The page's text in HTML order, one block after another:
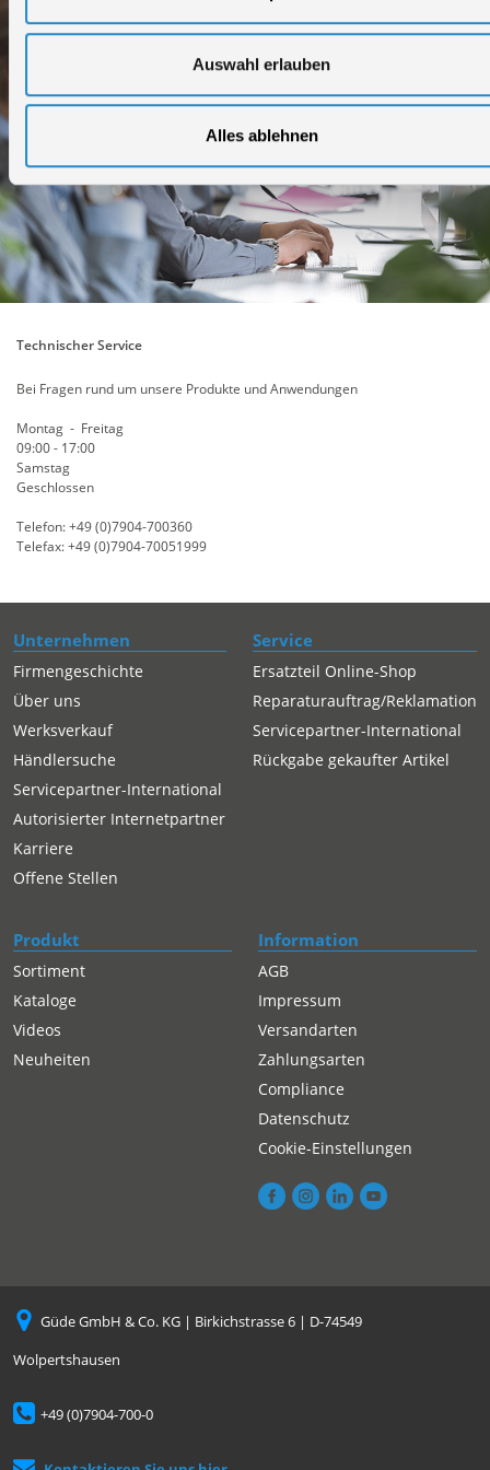
Auswahl erlauben
Alles ablehnen
Technischer Service
Bei Fragen rund um unsere Produkte und Anwendungen
Montag - Freitag
09:00 - 17:00
Samstag
Geschlossen
Telefon: +49 (0)7904-700360
Telefax: +49 (0)7904-70051999
Unternehmen
Firmengeschichte
Über uns
Werksverkauf
Händlersuche
Servicepartner-International
Autorisierter Internetpartner
Karriere
Offene Stellen
Service
Ersatzteil Online-Shop
Reparaturauftrag/Reklamation
Servicepartner-International
Rückgabe gekaufter Artikel
Produkt
Sortiment
Kataloge
Videos
Neuheiten
Information
AGB
Impressum
Versandarten
Zahlungsarten
Compliance
Datenschutz
Cookie-Einstellungen
Güde GmbH & Co. KG | Birkichstrasse 6 | D-74549
Wolpertshausen
+49 (0)7904-700-0